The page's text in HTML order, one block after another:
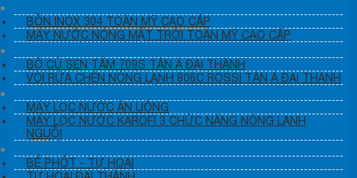
BỒN INOX 304 TOÀN MỸ CAO CẤP
MÁY NƯỚC NÓNG MẶT TRỜI TOÀN MỸ CAO CẤP
BỘ CỦ SEN TẮM 709S TÂN Á ĐẠI THÀNH
VÒI RỬA CHÉN NÓNG LẠNH 806C ROSSI TÂN Á ĐẠI THÀNH
MÁY LỌC NƯỚC ĂN UỐNG
MÁY LỌC NƯỚC KAROFI 3 CHỨC NĂNG NÓNG LẠNH
NGUỘI
BỂ PHỐT - TỰ HOẠI